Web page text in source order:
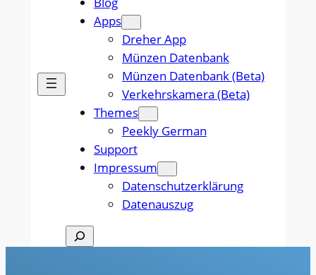
Apps
Dreher App
Münzen Datenbank
Münzen Datenbank (Beta)
Verkehrskamera (Beta)
Themes
Peekly German
Support
Impressum
Datenschutzerklärung
Datenauszug
Suchen